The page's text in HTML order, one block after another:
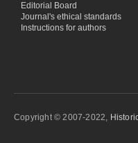
Editorial Board
Journal's ethical standards
Instructions for authors
Copyright © 2007-2022,